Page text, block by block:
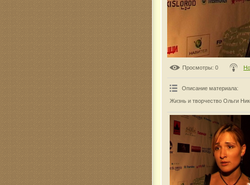
Просмотры: 0
Описание материала:
Жизнь и творчество Ольги